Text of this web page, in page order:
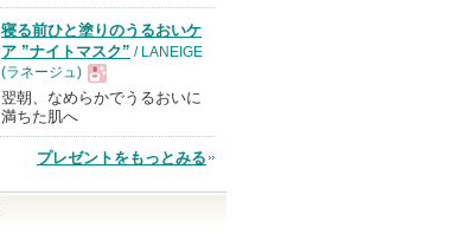
品
寝る前ひと塗りのうるおいケ
ア ”ナイトマスク” / LANEIGE
(ラネージュ)
現
品
翌朝、なめらかでうるおいに
満ちた肌へ
プレゼントをもっとみる